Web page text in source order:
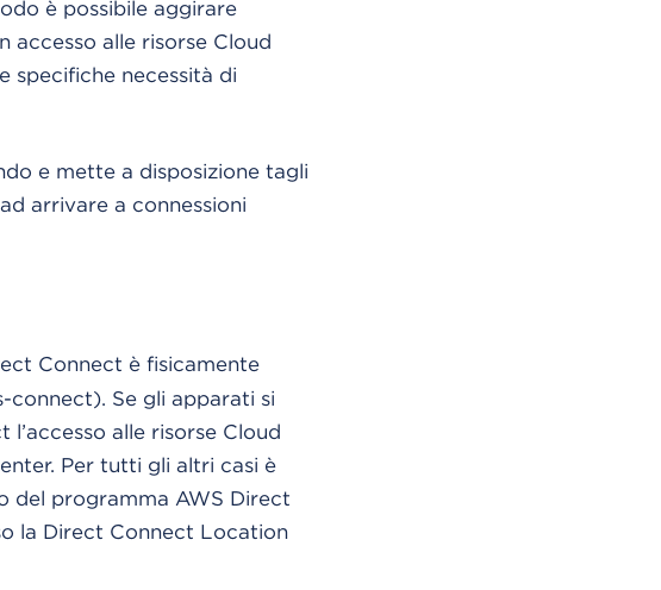
è possibile aggirare
accesso alle risorse Cloud
specifiche necessità di
e mette a disposizione tagli
arrivare a connessioni
Connect è fisicamente
connect). Se gli apparati si
alle risorse Cloud
Per tutti gli altri casi è
del programma AWS Direct
la Direct Connect Location